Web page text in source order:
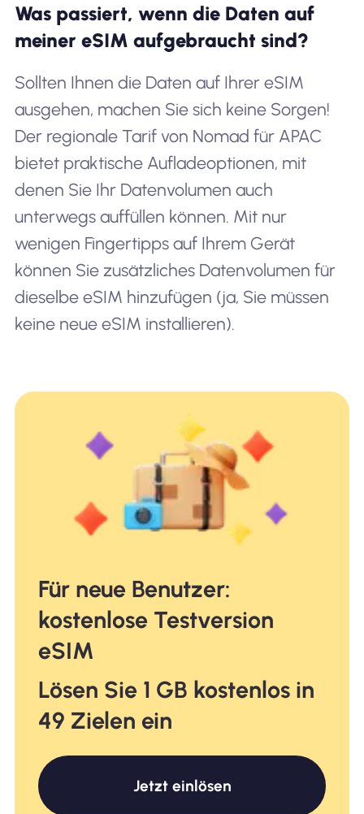
Was passiert, wenn die Daten auf
meiner eSIM aufgebraucht sind?
Sollten Ihnen die Daten auf Ihrer eSIM
ausgehen, machen Sie sich keine Sorgen!
Der regionale Tarif von Nomad für APAC
bietet praktische Aufladeoptionen, mit
denen Sie Ihr Datenvolumen auch
unterwegs auffüllen können. Mit nur
wenigen Fingertipps auf Ihrem Gerät
können Sie zusätzliches Datenvolumen für
dieselbe eSIM hinzufügen (ja, Sie müssen
keine neue eSIM installieren).
Für neue Benutzer:
kostenlose Testversion
eSIM
Lösen Sie 1 GB kostenlos in
49 Zielen ein
Jetzt einlösen